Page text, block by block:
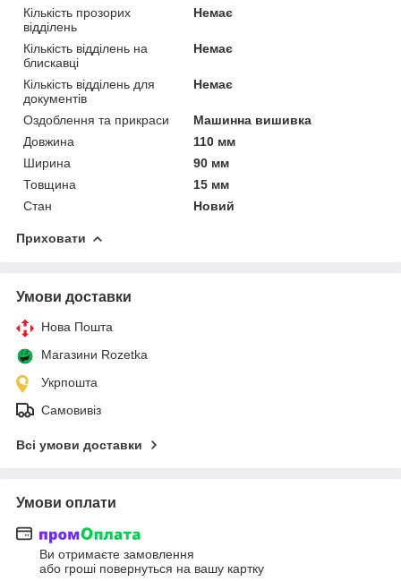
Кількість прозорих
відділень
Немає
Кількість відділень на
блискавці
Немає
Кількість відділень для
документів
Немає
Оздоблення та прикраси
Машинна вишивка
Довжина
110 мм
Ширина
90 мм
Товщина
15 мм
Стан
Новий
Приховати
Умови доставки
Нова Пошта
Магазини Rozetka
Укрпошта
Самовивіз
Всі умови доставки
Умови оплати
Ви отримаєте замовлення
або гроші повернуться на вашу картку